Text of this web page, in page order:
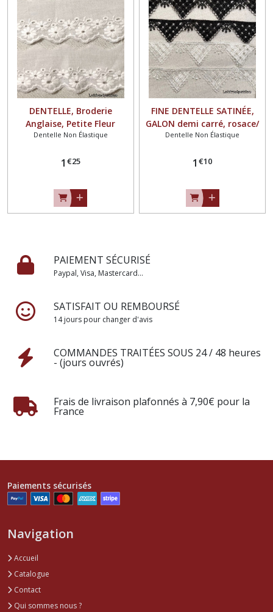
DENTELLE, Broderie
Anglaise, Petite Fleur
Rosace et feston / BLANC
Vendu par 50 cm , Couture,
Dentelle Non Élastique
1 €25
FINE DENTELLE SATINÉE,
GALON demi carré, rosace/
NOIR ou BLANC CRÈME ** 3
motifs - Couture, carterie,
Dentelle Non Élastique
1 €10
PAIEMENT SÉCURISÉ
Paypal, Visa, Mastercard...
SATISFAIT OU REMBOURSÉ
14 jours pour changer d'avis
COMMANDES TRAITÉES SOUS 24 / 48 heures
- (jours ouvrés)
Frais de livraison plafonnés à 7,90€ pour la
France
Paiements sécurisés
Navigation
Accueil
Catalogue
Contact
Qui sommes nous ?